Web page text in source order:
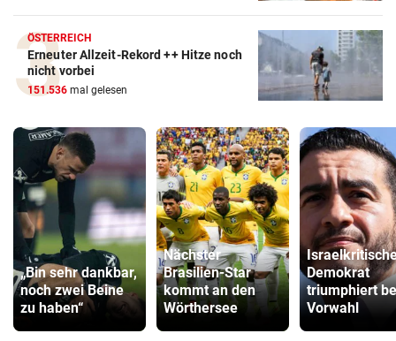
ÖSTERREICH
Erneuter Allzeit-Rekord ++ Hitze noch
nicht vorbei
151.536 mal gelesen
„Bin sehr dankbar,
noch zwei Beine
zu haben“
Nächster
Brasilien-Star
kommt an den
Wörthersee
Demokrat
triumphiert
Vorwahl